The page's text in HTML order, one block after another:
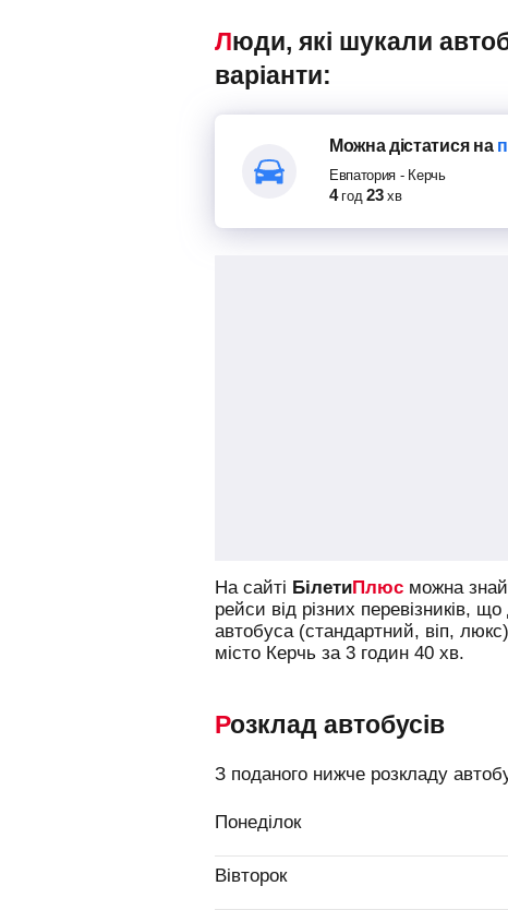
Люди, які шукали автобуси Евпатория – Керчь, також переглядали наступні
варіанти:
Можна дістатисяна
Евпатория - Керчь
4 год 23 хв
На сайті БілетиПлюс можна
рейси від різних перевізників,
автобуса (стандартний, віп,
місто Керчь за 3 годин 40 хв.
Розклад автобусів
З поданого нижче розкладу
Понеділок
Вівторок